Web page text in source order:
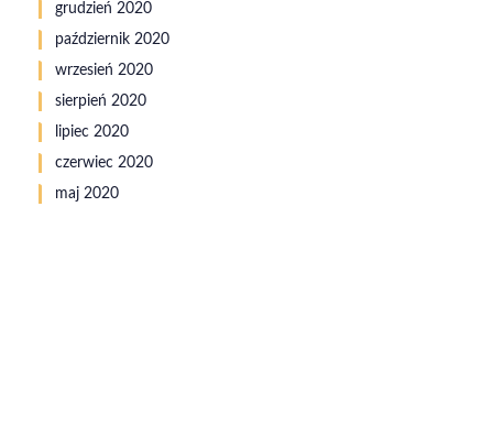
grudzień 2020
październik 2020
wrzesień 2020
sierpień 2020
lipiec 2020
czerwiec 2020
maj 2020